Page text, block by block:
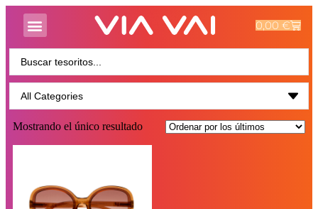
0,00€
Mostrando el único resultado